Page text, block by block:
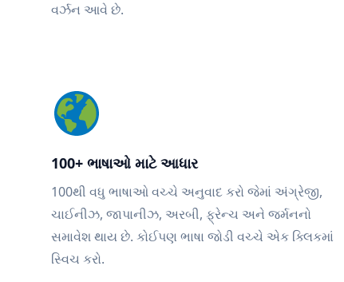
વર્ઝન આવે છે.
100+ ભાષાઓ માટે આધાર
100થી વધુ ભાષાઓ વચ્ચે અનુવાદ કરો જેમાં અંગ્રેજી,
ચાઈનીઝ, જાપાનીઝ, અરબી, ફ્રેન્ચ અને જર્મનનો
સમાવેશ થાય છે. કોઈપણ ભાષા જોડી વચ્ચે એક ક્લિકમાં
સ્વિચ કરો.